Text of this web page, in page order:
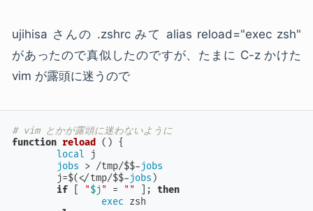
ujihisa さんの .zshrc みて alias reload="exec zsh"
があったので真似したのですが、たまに C-z かけた
vim が露頭に迷うので
# vim とかが露頭に迷わないように
function reload
() {
local j
jobs > /tmp/$$-jobs
	j=$(</tmp/$$-
jobs)
if
"$j" = "" ]; then
exec zsh